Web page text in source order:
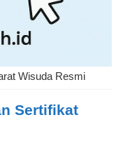
Wisuda Resmi
Sertifikat